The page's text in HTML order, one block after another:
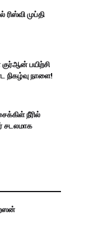
முப்தி
பயிற்சி
நிகழ்வு நாளை!
நீரில்
சடலமாக